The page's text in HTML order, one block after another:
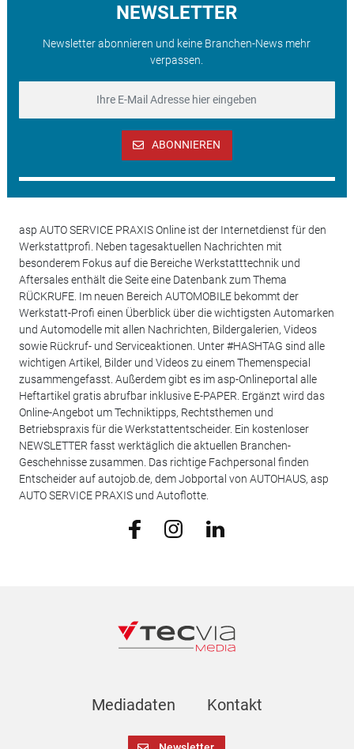
NEWSLETTER
Newsletter abonnieren und keine Branchen-News mehr
verpassen.
ABONNIEREN
asp AUTO SERVICE PRAXIS Online ist der Internetdienst für den
Werkstattprofi. Neben tagesaktuellen Nachrichten mit
besonderem Fokus auf die Bereiche Werkstatttechnik und
Aftersales enthält die Seite eine Datenbank zum Thema
RÜCKRUFE. Im neuen Bereich AUTOMOBILE bekommt der
Werkstatt-Profi einen Überblick über die wichtigsten Automarken
und Automodelle mit allen Nachrichten, Bildergalerien, Videos
sowie Rückruf- und Serviceaktionen. Unter #HASHTAG sind alle
wichtigen Artikel, Bilder und Videos zu einem Themenspecial
zusammengefasst. Außerdem gibt es im asp-Onlineportal alle
Heftartikel gratis abrufbar inklusive E-PAPER. Ergänzt wird das
Online-Angebot um Techniktipps, Rechtsthemen und
Betriebspraxis für die Werkstattentscheider. Ein kostenloser
NEWSLETTER fasst werktäglich die aktuellen Branchen-
Geschehnisse zusammen. Das richtige Fachpersonal finden
Entscheider auf autojob.de, dem Jobportal von AUTOHAUS, asp
AUTO SERVICE PRAXIS und Autoflotte.
Mediadaten Kontakt